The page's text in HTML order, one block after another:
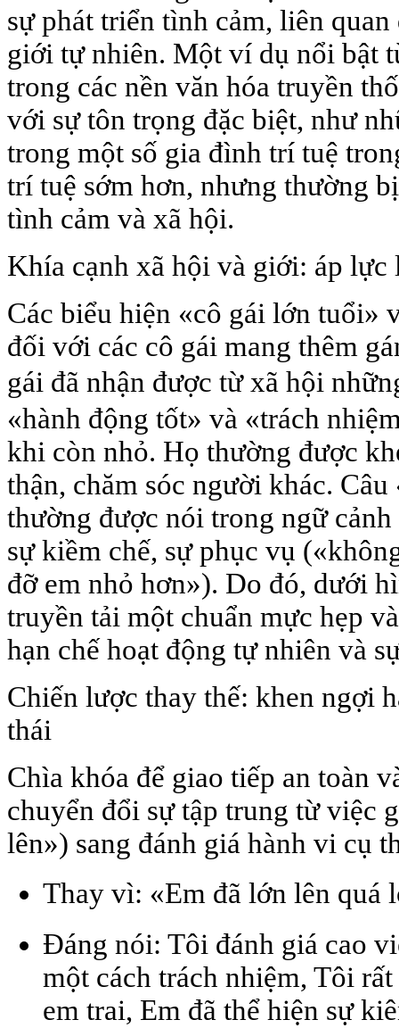
sự phát triển tình cảm, liên
giới tự nhiên. Một ví dụ nổi bật
trong các nền văn hóa truyền
với sự tôn trọng đặc biệt, như
trong một số gia đình trí tuệ
trí tuệ sớm hơn, nhưng thường
tình cảm và xã hội.
Khía cạnh xã hội và giới: áp lực
Các biểu hiện «cô gái lớn tuổi»
đối với các cô gái mang thêm
gái đã nhận được từ xã hội
«hành động tốt» và «trách
khi còn nhỏ. Họ thường được
thận, chăm sóc người khác.
thường được nói trong ngữ
sự kiềm chế, sự phục vụ
đỡ em nhỏ hơn»). Do đó, dưới
truyền tải một chuẩn mực hẹp
hạn chế hoạt động tự nhiên và
Chiến lược thay thế: khen ngợi
thái
Chìa khóa để giao tiếp an toàn
chuyển đổi sự tập trung từ việc
lên») sang đánh giá hành vi cụ
Thay vì: «Em đã lớn lên quá
Đáng nói: Tôi đánh giá cao
một cách trách nhiệm, Tôi rất
em trai, Em đã thể hiện sự